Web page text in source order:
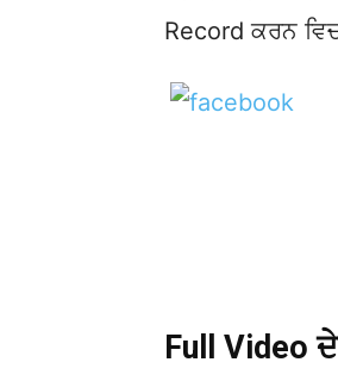
Record ਕਰਨ
Full Video